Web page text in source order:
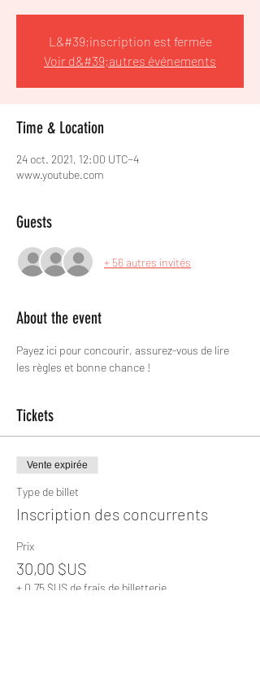
L&#39;inscription est fermée
Voir d&#39;autres événements
Time & Location
24 oct. 2021, 12:00 UTC−4
www.youtube.com
Guests
+ 56 autres invités
About the event
Payez ici pour concourir, assurez-vous de lire
les règles et bonne chance !
Tickets
Vente expirée
Type de billet
Inscription des concurrents
Prix
30,00 $US
+ 0,75 $US de frais de billetterie